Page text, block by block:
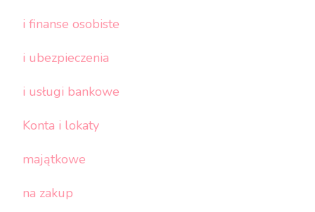
i finanse osobiste
i ubezpieczenia
i usługi bankowe
Konta i lokaty
majątkowe
na zakup